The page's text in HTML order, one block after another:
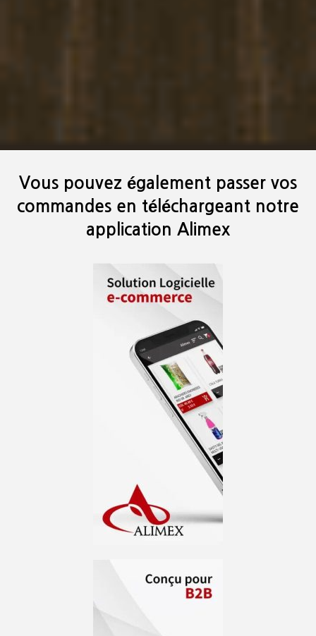
Vous pouvez également passer vos
commandes en téléchargeant notre
application Alimex